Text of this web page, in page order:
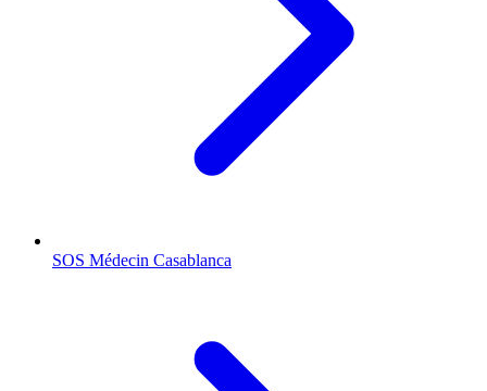
SOS Médecin Casablanca